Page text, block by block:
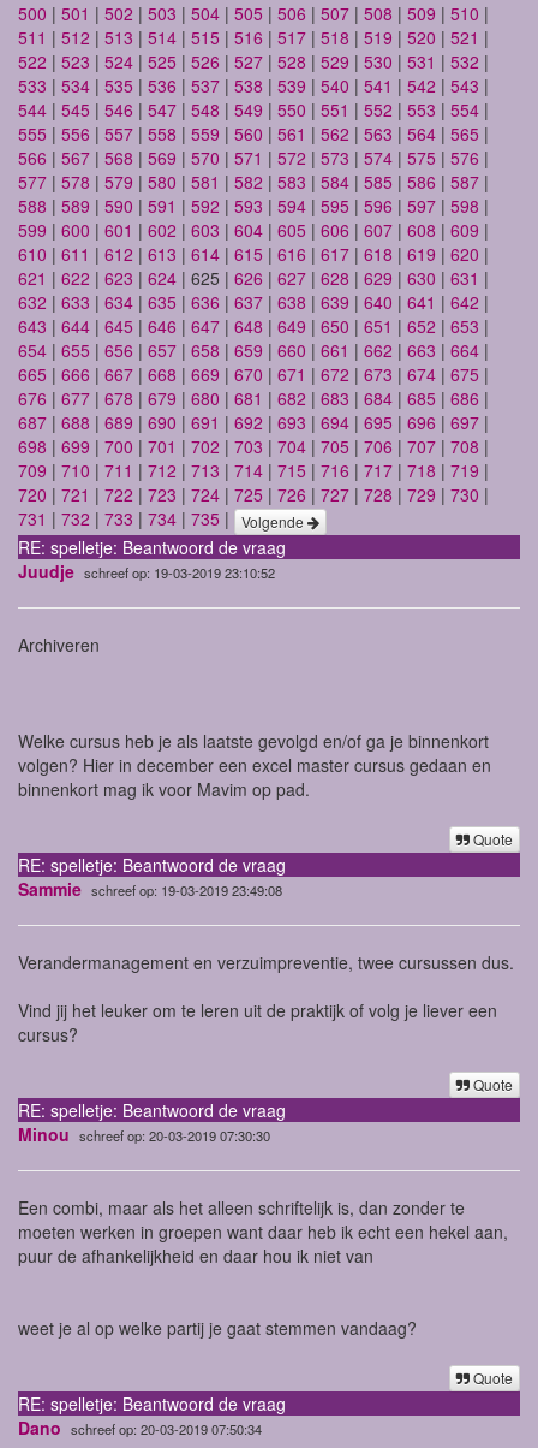
500 | 501 | 502 | 503 | 504 | 505 | 506 | 507 | 508 | 509 | 510 |
511 | 512 | 513 | 514 | 515 | 516 | 517 | 518 | 519 | 520 | 521 |
522 | 523 | 524 | 525 | 526 | 527 | 528 | 529 | 530 | 531 | 532 |
533 | 534 | 535 | 536 | 537 | 538 | 539 | 540 | 541 | 542 | 543 |
544 | 545 | 546 | 547 | 548 | 549 | 550 | 551 | 552 | 553 | 554 |
555 | 556 | 557 | 558 | 559 | 560 | 561 | 562 | 563 | 564 | 565 |
566 | 567 | 568 | 569 | 570 | 571 | 572 | 573 | 574 | 575 | 576 |
577 | 578 | 579 | 580 | 581 | 582 | 583 | 584 | 585 | 586 | 587 |
588 | 589 | 590 | 591 | 592 | 593 | 594 | 595 | 596 | 597 | 598 |
599 | 600 | 601 | 602 | 603 | 604 | 605 | 606 | 607 | 608 | 609 |
610 | 611 | 612 | 613 | 614 | 615 | 616 | 617 | 618 | 619 | 620 |
621 | 622 | 623 | 624 | 625 | 626 | 627 | 628 | 629 | 630 | 631 |
632 | 633 | 634 | 635 | 636 | 637 | 638 | 639 | 640 | 641 | 642 |
643 | 644 | 645 | 646 | 647 | 648 | 649 | 650 | 651 | 652 | 653 |
654 | 655 | 656 | 657 | 658 | 659 | 660 | 661 | 662 | 663 | 664 |
665 | 666 | 667 | 668 | 669 | 670 | 671 | 672 | 673 | 674 | 675 |
676 | 677 | 678 | 679 | 680 | 681 | 682 | 683 | 684 | 685 | 686 |
687 | 688 | 689 | 690 | 691 | 692 | 693 | 694 | 695 | 696 | 697 |
698 | 699 | 700 | 701 | 702 | 703 | 704 | 705 | 706 | 707 | 708 |
709 | 710 | 711 | 712 | 713 | 714 | 715 | 716 | 717 | 718 | 719 |
720 | 721 | 722 | 723 | 724 | 725 | 726 | 727 | 728 | 729 | 730 |
731 | 732 | 733 | 734 | 735 | Volgende
RE: spelletje: Beantwoord de vraag
Juudje schreef op: 19-03-2019 23:10:52
Archiveren
Welke cursus heb je als laatste gevolgd en/of ga je binnenkort
volgen? Hier in december een excel master cursus gedaan en
binnenkort mag ik voor Mavim op pad.
Quote
RE: spelletje: Beantwoord de vraag
Sammie schreef op: 19-03-2019 23:49:08
Verandermanagement en verzuimpreventie, twee cursussen dus.
Vind jij het leuker om te leren uit de praktijk of volg je liever een
cursus?
Quote
RE: spelletje: Beantwoord de vraag
Minou schreef op: 20-03-2019 07:30:30
Een combi, maar als het alleen schriftelijk is, dan zonder te
moeten werken in groepen want daar heb ik echt een hekel aan,
puur de afhankelijkheid en daar hou ik niet van
weet je al op welke partij je gaat stemmen vandaag?
Quote
RE: spelletje: Beantwoord de vraag
Dano schreef op: 20-03-2019 07:50:34